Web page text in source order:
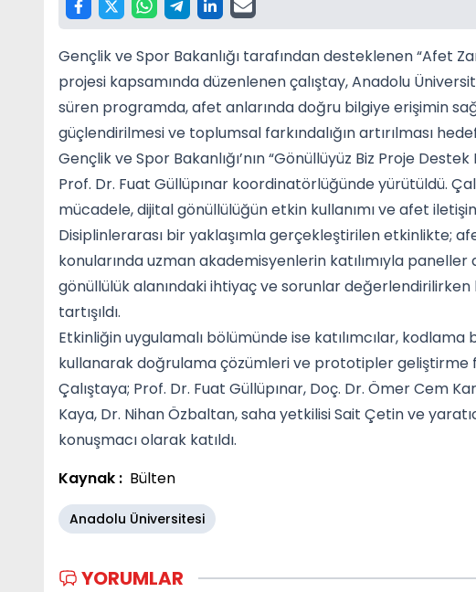
Gençlik ve Spor Bakanlığı tarafından desteklenen “Afet
projesi kapsamında düzenlenen çalıştay, Anadolu
süren programda, afet anlarında doğru bilgiye erişimin
güçlendirilmesi ve toplumsal farkındalığın artırılması
Gençlik ve Spor Bakanlığı’nın “Gönüllüyüz Biz Proje
Prof. Dr. Fuat Güllüpınar koordinatörlüğünde yürütüldü.
mücadele, dijital gönüllülüğün etkin kullanımı ve afet
Disiplinlerarası bir yaklaşımla gerçekleştirilen etkinlikte;
konularında uzman akademisyenlerin katılımıyla
gönüllülük alanındaki ihtiyaç ve sorunlar
tartışıldı.
Etkinliğin uygulamalı bölümünde ise katılımcılar,
kullanarak doğrulama çözümleri ve prototipler geliştirme
Çalıştaya; Prof. Dr. Fuat Güllüpınar, Doç. Dr. Ömer Cem
Kaya, Dr. Nihan Özbaltan, saha yetkilisi Sait Çetin ve
konuşmacı olarak katıldı.
Kaynak : Bülten
Anadolu Üniversitesi
YORUMLAR